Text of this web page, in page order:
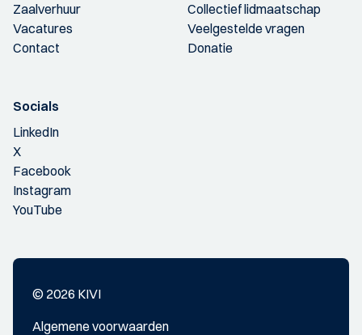
Zaalverhuur
Vacatures
Contact
Collectief lidmaatschap
Veelgestelde vragen
Donatie
Socials
LinkedIn
X
Facebook
Instagram
YouTube
© 2026 KIVI
Algemene voorwaarden